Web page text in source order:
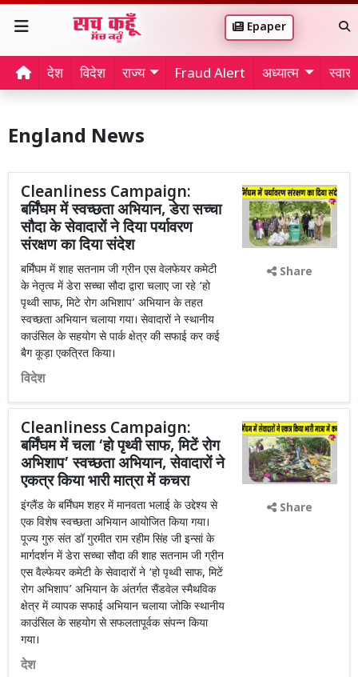
Epaper
देश विदेश राज्य Fraud Alert अध्यात्म
England News
Cleanliness Campaign:
बर्मिंघम में स्वच्छता अभियान, डेरा सच्चा
सौदा के सेवादारों ने दिया पर्यावरण
संरक्षण का दिया संदेश
बर्मिंघम में शाह सतनाम जी ग्रीन एस वेलफेयर कमेटी
के नेतृत्व में डेरा सच्चा सौदा द्वारा चलाए जा रहे ‘हो
पृथ्वी साफ, मिटे रोग अभिशाप’ अभियान के तहत
स्वच्छता अभियान चलाया गया। सेवादारों ने स्थानीय
काउंसिल के सहयोग से पार्क क्षेत्र की सफाई कर कई
बैग कूड़ा एकत्रित किया।
विदेश
Share
Cleanliness Campaign:
बर्मिंघम में चला ‘हो पृथ्वी साफ, मिटें रोग
अभिशाप’ स्वच्छता अभियान, सेवादारों ने
एकत्र किया भारी मात्रा में कचरा
इंग्लैंड के बर्मिंघम शहर में मानवता भलाई के उद्देश्य से
एक विशेष स्वच्छता अभियान आयोजित किया गया।
पूज्य गुरु संत डॉ गुरमीत राम रहीम सिंह जी इन्सां के
मार्गदर्शन में डेरा सच्चा सौदा की शाह सतनाम जी ग्रीन
एस वैल्फेयर कमेटी के सेवादारों ने ‘हो पृथ्वी साफ, मिटें
रोग अभिशाप’ अभियान के अंतर्गत सैंडवेल स्मैथविक
क्षेत्र में व्यापक सफाई अभियान चलाया जोकि स्थानीय
काउंसिल के सहयोग से सफलतापूर्वक संपन्न किया
गया।
देश
Share